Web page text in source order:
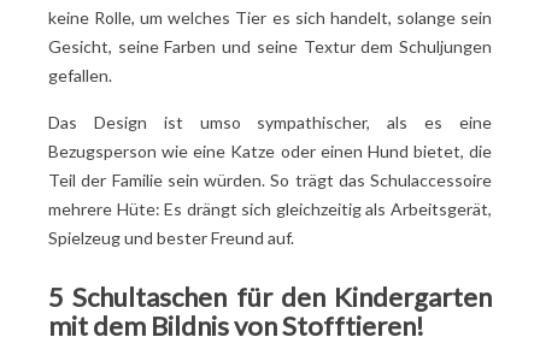
keine Rolle, um welches Tier es sich handelt, solange sein
Gesicht, seine Farben und seine Textur dem Schuljungen
gefallen.
Das Design ist umso sympathischer, als es eine
Bezugsperson wie eine Katze oder einen Hund bietet, die
Teil der Familie sein würden. So trägt das Schulaccessoire
mehrere Hüte: Es drängt sich gleichzeitig als Arbeitsgerät,
Spielzeug und bester Freund auf.
5 Schultaschen für den Kindergarten
mit dem Bildnis von Stofftieren!